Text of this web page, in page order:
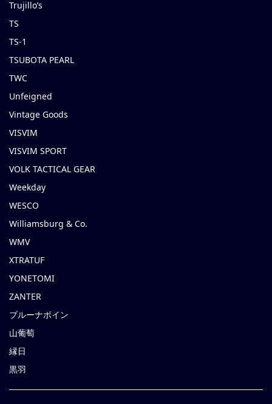
Trujillo’s
TS
TS-1
TSUBOTA PEARL
TWC
Unfeigned
Vintage Goods
VISVIM
VISVIM SPORT
VOLK TACTICAL GEAR
Weekday
WESCO
Williamsburg & Co.
WMV
XTRATUF
YONETOMI
ZANTER
ブルーナボイン
山葡萄
縁日
黒羽